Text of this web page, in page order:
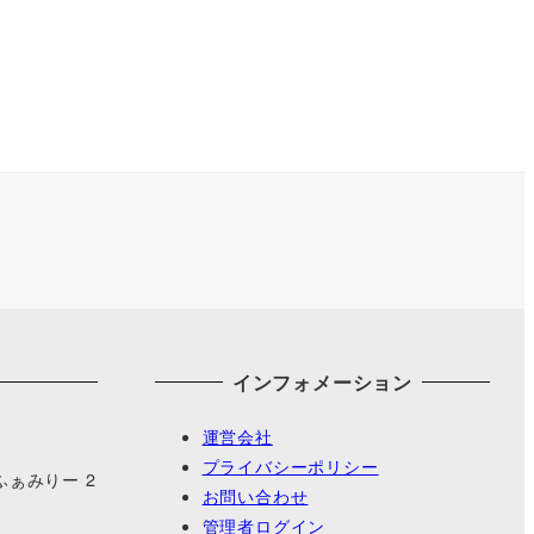
ぁみりー 2
インフォメーション
運営会社
プライバシーポリシー
お問い合わせ
管理者ログイン